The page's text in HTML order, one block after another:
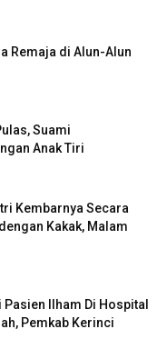
Remaja di Alun-Alun
Suami
Anak Tiri
Kembarnya Secara
Kakak, Malam
Ilham Di Hospital
Pemkab Kerinci